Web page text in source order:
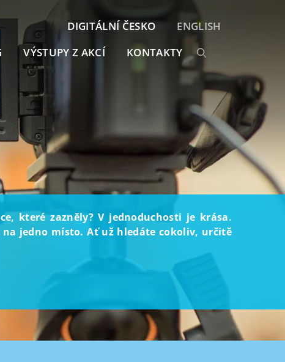
VÝSTUPY Z AKCÍ KONTAKTY
DIGITÁLNÍ ČESKO ENGLISH
které zazněly? V jednoduchosti je krása.
jedno místo. Ať už hledáte cokoliv, určitě